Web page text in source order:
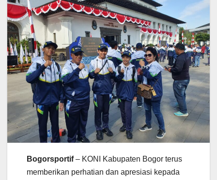
Bogorsportif– KONI Kabupaten Bogor terus
memberikan perhatian dan apresiasi kepada